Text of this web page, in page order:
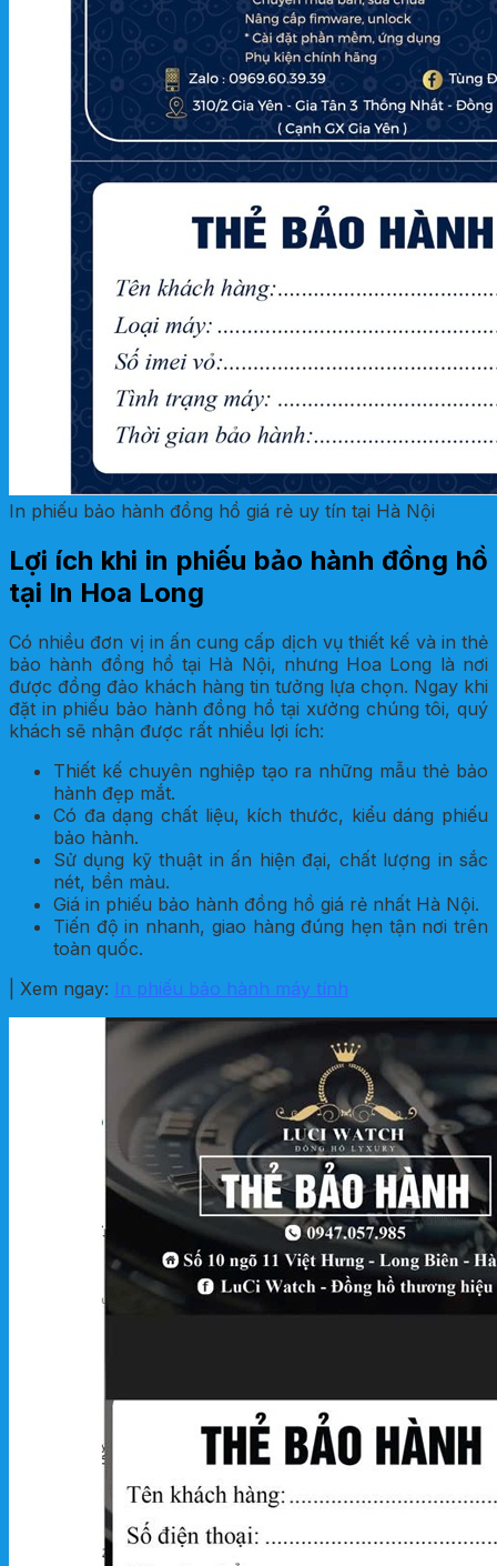
In phiếu bảo hành đồng hồ giá rẻ uy tín tại Hà Nội
Lợi ích khi in phiếu bảo hành đồng hồ
tại In Hoa Long
Có nhiều đơn vị in ấn cung cấp dịch vụ thiết kế và in thẻ
bảo hành đồng hồ tại Hà Nội, nhưng Hoa Long là nơi
được đồng đảo khách hàng tin tưởng lựa chọn. Ngay khi
đặt in phiếu bảo hành đồng hồ tại xưởng chúng tôi, quý
khách sẽ nhận được rất nhiều lợi ích:
Thiết kế chuyên nghiệp tạo ra những mẫu thẻ bảo
hành đẹp mắt.
Có đa dạng chất liệu, kích thước, kiểu dáng phiếu
bảo hành.
Sử dụng kỹ thuật in ấn hiện đại, chất lượng in sắc
nét, bền màu.
Giá in phiếu bảo hành đồng hồ giá rẻ nhất Hà Nội.
Tiến độ in nhanh, giao hàng đúng hẹn tận nơi trên
toàn quốc.
| Xem ngay: In phiếu bảo hành máy tính